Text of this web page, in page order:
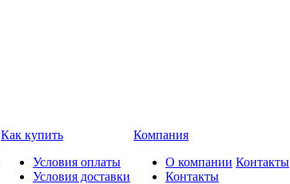
Как купить
Условия оплаты
Условия доставки
Компания
О компании
Контакты
Контакты